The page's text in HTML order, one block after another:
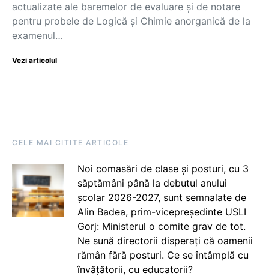
actualizate ale baremelor de evaluare și de notare
pentru probele de Logică și Chimie anorganică de la
examenul…
Vezi articolul
CELE MAI CITITE ARTICOLE
Noi comasări de clase și posturi, cu 3
săptămâni până la debutul anului
școlar 2026-2027, sunt semnalate de
Alin Badea, prim-vicepreședinte USLI
Gorj: Ministerul o comite grav de tot.
Ne sună directorii disperați că oamenii
rămân fără posturi. Ce se întâmplă cu
învățătorii, cu educatorii?